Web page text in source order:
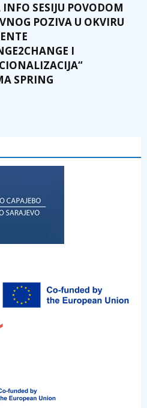
SESIJU POVODOM
POZIVA U OKVIRU
I
SPRING